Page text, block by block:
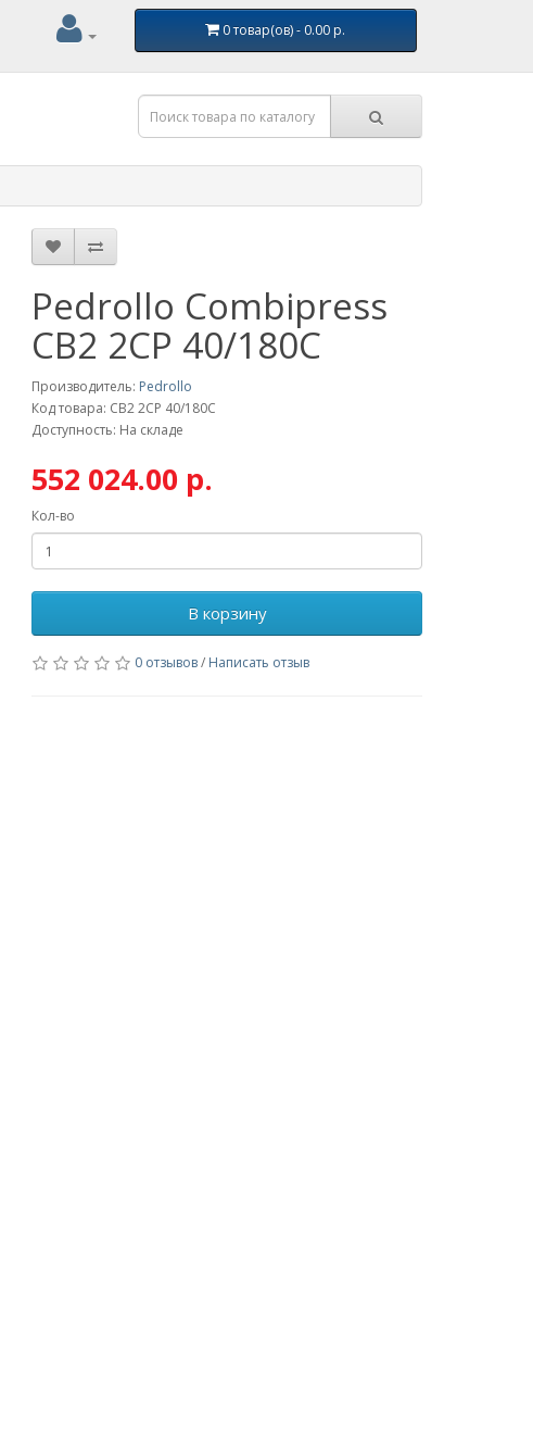
0 товар(ов) - 0.00 р.
Pedrollo Combipress
CB2 2CP 40/180C
Производитель: Pedrollo
Код товара: CB2 2CP 40/180C
Доступность: На складе
552 024.00 р.
Кол-во
В корзину
0 отзывов/ Написать отзыв